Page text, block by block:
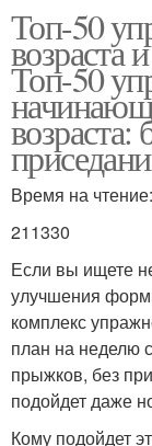
Топ-50
возраста
Топ-50
Время на
211330
Если вы ищете
улучшения
комплекс
план на неделю
прыжков, без
подойдет даже
Кому подойдет